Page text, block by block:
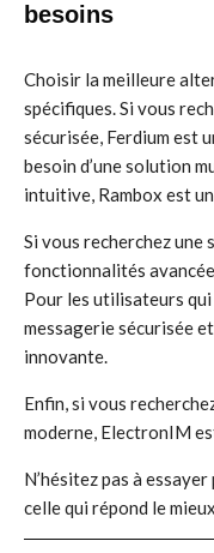
besoins
Choisir la meilleure
spécifiques. Si vous
sécurisée, Ferdium est
besoin d’une solution
intuitive, Rambox est
Si vous recherchez
fonctionnalités
Pour les utilisateurs
messagerie sécurisée
innovante.
Enfin, si vous
moderne, ElectronIM
N’hésitez pas à
celle qui répond le